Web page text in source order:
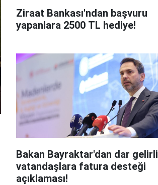
Ziraat Bankası'ndan başvuru
yapanlara 2500 TL hediye!
Bakan Bayraktar'dan dar gelirli
vatandaşlara fatura desteği
açıklaması!